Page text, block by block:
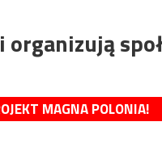
MAGNA POLONIA!